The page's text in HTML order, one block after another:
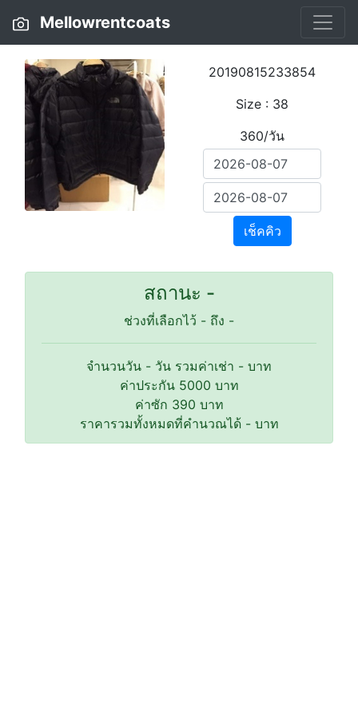
Mellowrentcoats
20190815233854
Size : 38
360/วัน
เช็คคิว
สถานะ -
ช่วงที่เลือกไว้ - ถึง -
จำนวนวัน - วัน รวมค่าเช่า - บาท
ค่าประกัน 5000 บาท
ค่าซัก 390 บาท
ราคารวมทั้งหมดที่คำนวณได้ -บาท